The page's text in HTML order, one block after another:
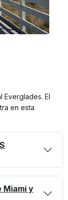
Everglades. El
en esta
Miami y